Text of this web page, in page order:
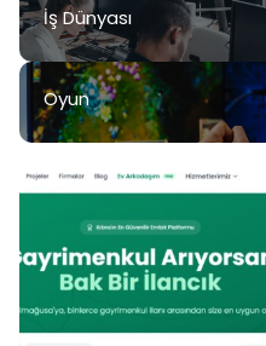
İş Dünyası
Oyun